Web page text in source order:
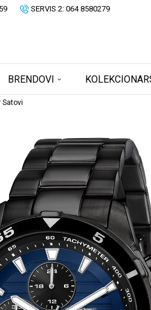
SERVIS 2: 064 8580279
BRENDOVI
Satovi